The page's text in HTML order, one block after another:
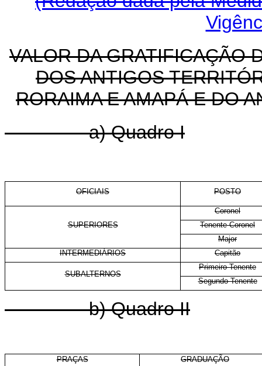
VALOR DA GRATIFICAÇÃO
DOS ANTIGOS
RORAIMA E AMAPÁ E DO
a) Quadro I
OFICIAIS POSTO
SUPERIORES
Coronel
Tenente-Coronel
Major
INTERMEDIÁRIOS
Capitão
SUBALTERNOS
Primeiro-Tenente
Segundo-Tenente
b) Quadro II
PRAÇAS GRADUAÇÃO